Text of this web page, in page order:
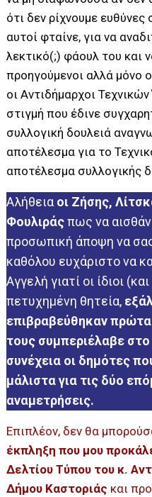
ότι δεν ρίχνουμε
αυτοί φταίνε, για να
λεκτικό(;) φάουλ του και
προηγούμενοι αλλά μόνο
οι Αντιδήμαρχοι
στιγμή που έδινε
συλλογική δουλειά
αποτέλεσμα για το
αποτέλεσμα συλλογικής
Αλήθειαοι Ζήσης,
Φουλιράςπως να
προσωπική άποψη να
καθόλου ευχάριστο να
Αγγελή γιατί οι ίδιοι
πετυχημένη θητεία,
επιβραβεύθηκαν
τους συμπεριέλαβε
συνέχεια οι δημότες
μάλιστα για τις δύο
αναμετρήσεις.
Επιπλέον, δεν θα
έκπληξη που μου
Δελτίου Τύπου του κ.
Δήμου Καστοριάς και